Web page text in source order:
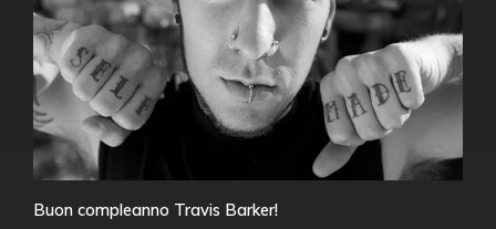
Buon compleanno Travis Barker!